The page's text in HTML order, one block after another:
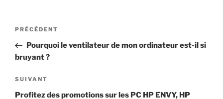
Navigation
l’article
Article
précédent
PRÉCÉDENT
Pourquoi le ventilateur de mon ordinateur est-il si
bruyant ?
Article
suivant
SUIVANT
Profitez des promotions sur les PC HP ENVY, HP